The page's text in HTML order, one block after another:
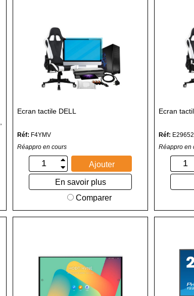
Ecran tactile DELL
Réf: F4YMV
Réappro en cours
Ajouter
En savoir plus
Comparer
Ecran
Réf:
Réappro en